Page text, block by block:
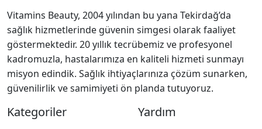
Vitamins Beauty, 2004 yılından bu yana Tekirdağ’da
sağlık hizmetlerinde güvenin simgesi olarak faaliyet
göstermektedir. 20 yıllık tecrübemiz ve profesyonel
kadromuzla, hastalarımıza en kaliteli hizmeti sunmayı
misyon edindik. Sağlık ihtiyaçlarınıza çözüm sunarken,
güvenilirlik ve samimiyeti ön planda tutuyoruz.
Kategoriler Yardım